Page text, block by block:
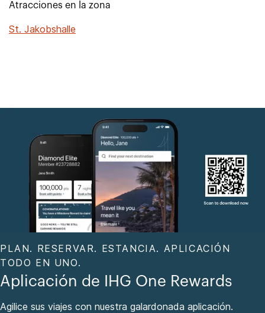
Atracciones en la zona
St. Jakobshalle
PLAN. RESERVAR. ESTANCIA. APLICACIÓN
TODO EN UNO.
Aplicación de IHG One Rewards
Agilice sus viajes con nuestra galardonada aplicación.